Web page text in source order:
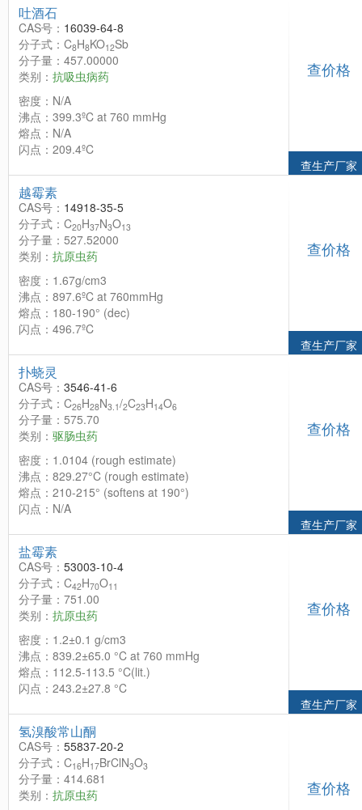
吐酒石
CAS号： 16039-64-8
分子式：C8H8KO12Sb
分子量：457.00000
类别： 抗吸虫病药
密度：N/A
沸点：399.3ºC at 760 mmHg
熔点：N/A
闪点：209.4ºC
查价格
查生产厂家
越霉素
CAS号： 14918-35-5
分子式：C20H37N3O13
分子量：527.52000
类别： 抗原虫药
密度：1.67g/cm3
沸点：897.6ºC at 760mmHg
熔点：180-190° (dec)
闪点：496.7ºC
查价格
查生产厂家
扑蛲灵
CAS号： 3546-41-6
分子式：C26H28N3.1/2C23H14O6
分子量：575.70
类别： 驱肠虫药
密度：1.0104 (rough estimate)
沸点：829.27°C (rough estimate)
熔点：210-215° (softens at 190°)
闪点：N/A
查价格
查生产厂家
盐霉素
CAS号： 53003-10-4
分子式：C42H70O11
分子量：751.00
类别： 抗原虫药
密度：1.2±0.1 g/cm3
沸点：839.2±65.0 °C at 760 mmHg
熔点：112.5-113.5 °C(lit.)
闪点：243.2±27.8 °C
查价格
查生产厂家
氢溴酸常山酮
CAS号： 55837-20-2
分子式：C16H17BrClN3O3
分子量：414.681
类别： 抗原虫药 查价格